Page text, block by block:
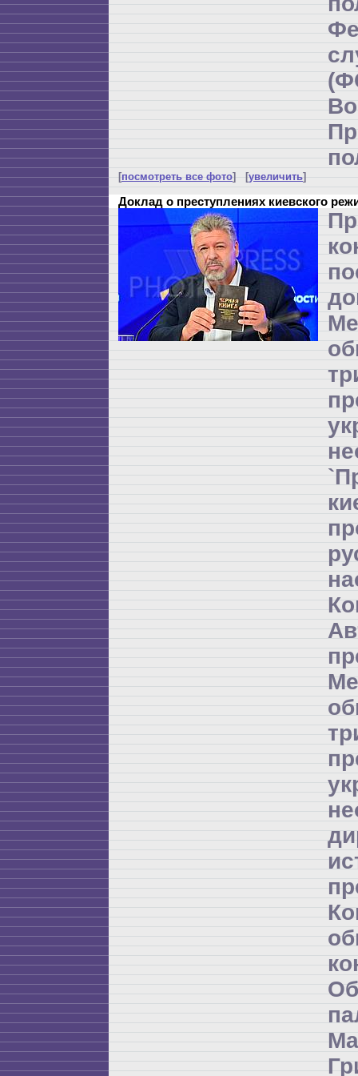
[посмотреть все фото] [увеличить]
Доклад о преступлениях киевского